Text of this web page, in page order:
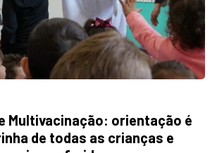
Multivacinação: orientação é
de todas as crianças e